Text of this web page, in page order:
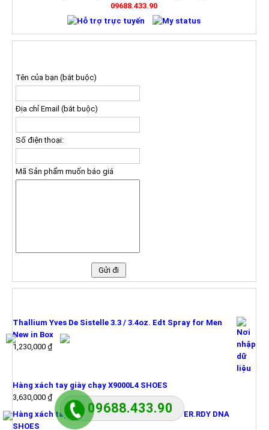
09688.433.90
09688.433.90
Tên của bạn (bắt buộc)
Địa chỉ Email (bắt buộc)
Số điện thoại:
Mã Sản phẩm muốn báo giá
Thallium Yves De Sistelle 3.3 / 3.4oz. Edt Spray for Men
New in Box
1,230,000 ₫
Hàng xách tay giày chạy X9000L4 SHOES
3,630,000 ₫
Hàng xách tay giày chạy ULTRABOOST WINTER.RDY DNA
SHOES